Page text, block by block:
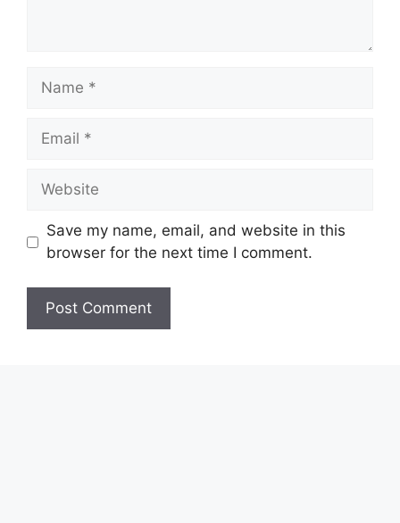
Save my name, email, and website in this
browser for the next time I comment.